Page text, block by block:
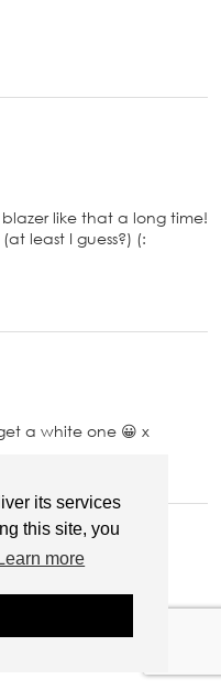
its services
this site, you
Learn more
like that a long time!
least I guess?) (:
a white one 😀 x